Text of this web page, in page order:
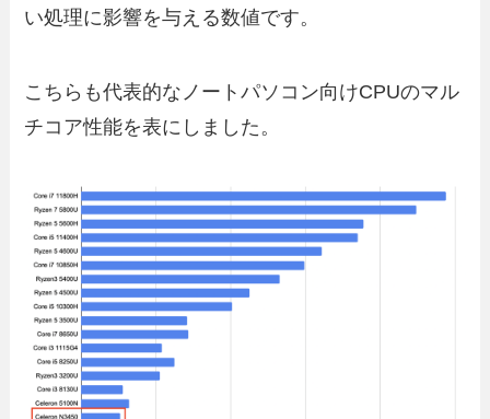
い処理に影響を与える数値です。
こちらも代表的なノートパソコン向けCPUのマル
チコア性能を表にしました。